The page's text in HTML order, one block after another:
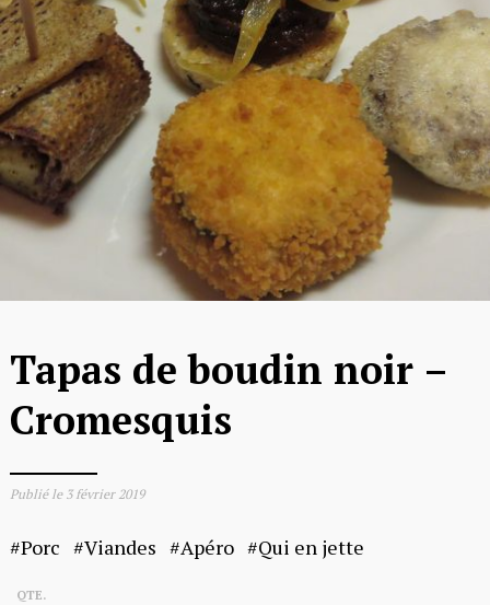
Tapas de boudin noir –
Cromesquis
Publié le 3 février 2019
Porc Viandes Apéro Qui en jette
QTE.